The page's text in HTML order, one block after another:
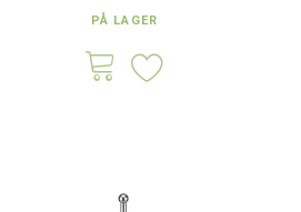
PÅ LAGER